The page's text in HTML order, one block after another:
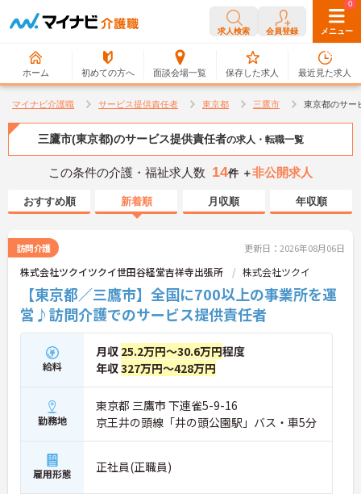
求人検索 会員登録 メニュー
ホーム 初めての方へ 面談会場一覧
0
保存した求人
0
最近見た求人
マイナビ介護職 サービス提供責任者 東京都 三鷹市 東京都のサー
三鷹市(東京都)のサービス提供責任者の求人・転職一覧
この条件の介護・福祉求人数 14件 ＋非公開求人
おすすめ順 新着順 月収順 年収順
訪問介護 更新日：2026年08月06日
株式会社ツクイツクイ世田谷経堂吉祥寺出張所 株式会社ツクイ
【東京都／三鷹市】全国に700以上の事業所を運
営♪訪問介護でのサービス提供責任者
給料
月収 25.2万円～30.6万円程度
年収327万円～428万円
勤務地
東京都 三鷹市 下連雀5-9-16
京王井の頭線「井の頭公園駅」バス・車5分
雇用形態 正社員(正職員)